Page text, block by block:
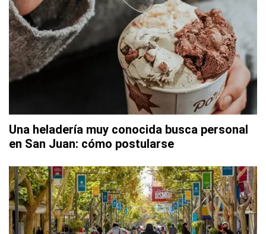
Una heladería muy conocida busca personal
en San Juan: cómo postularse